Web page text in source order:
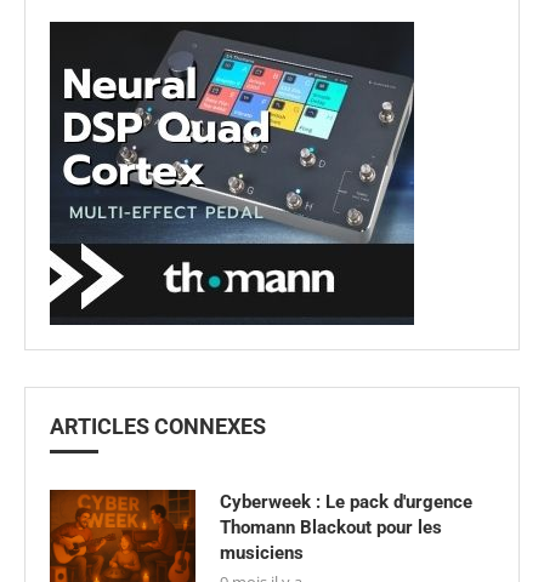
ARTICLES CONNEXES
Cyberweek : Le pack d'urgence
Thomann Blackout pour les
musiciens